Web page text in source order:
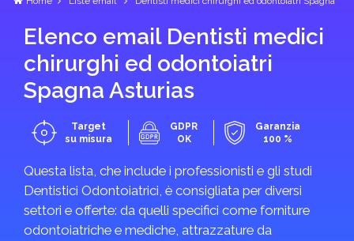
Elenco email Dentisti medici
chirurghi ed odontoiatri
Spagna Asturias
Target
su misura
GDPR
OK
Garanzia
100 %
Questa lista, che include i professionisti e gli studi
Dentistici Odontoiatrici, è consigliata per diversi
settori e offerte: da quelli specifici come forniture
odontoiatriche e mediche, attrazzature da